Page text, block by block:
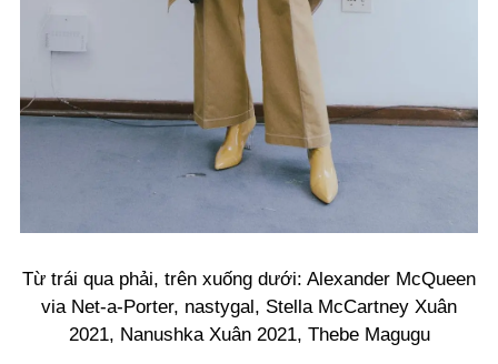
Từ trái qua phải, trên xuống dưới: Alexander McQueen
via Net-a-Porter, nastygal, Stella McCartney Xuân
2021, Nanushka Xuân 2021, Thebe Magugu